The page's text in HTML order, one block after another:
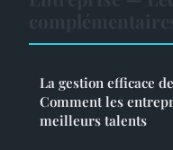
La gestion efficace
Comment les
meilleurs talents